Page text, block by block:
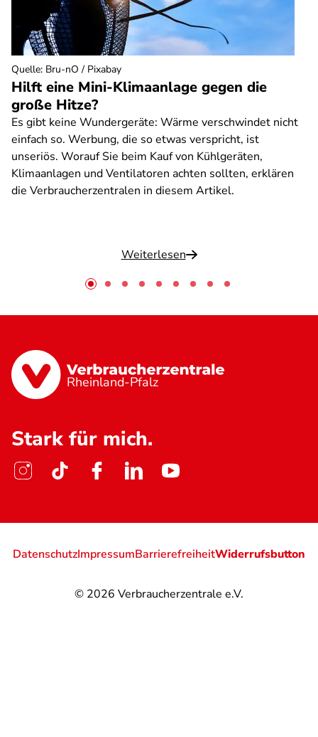
Hilft eine Mini-Klimaanlage gegen die
große Hitze?
Es gibt keine Wundergeräte: Wärme verschwindet nicht
einfach so. Werbung, die so etwas verspricht, ist
unseriös. Worauf Sie beim Kauf von Kühlgeräten,
Klimaanlagen und Ventilatoren achten sollten, erklären
die Verbraucherzentralen in diesem Artikel.
Weiterlesen
Quelle: Bru-nO / Pixabay
Rheinland-Pfalz
Stark für mich.
© 2026 Verbraucherzentrale e.V.
DatenschutzImpressumBarrierefreiheitWiderrufsbutton